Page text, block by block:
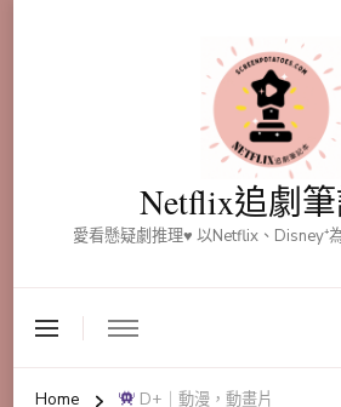
Netflix追劇
愛看懸疑劇推理♥ 以Netflix、Disney⁺
Home D+｜動漫，動畫片